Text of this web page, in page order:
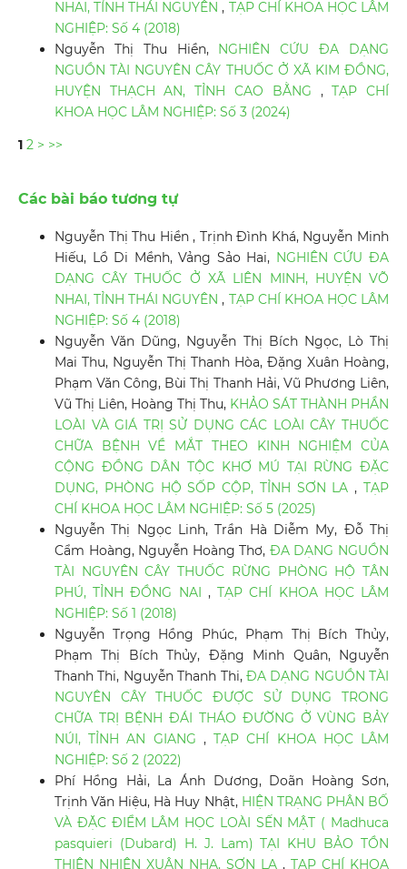
NHAI, TỈNH THÁI NGUYÊN, TẠP CHÍ KHOA HỌC LÂM
NGHIỆP: Số 4 (2018)
Nguyễn Thị Thu Hiền, NGHIÊN CỨU ĐA DẠNG
NGUỒN TÀI NGUYÊN CÂY THUỐC Ở XÃ KIM ĐỒNG,
HUYỆN THẠCH AN, TỈNH CAO BẰNG ,TẠP CHÍ
KHOA HỌC LÂM NGHIỆP: Số 3 (2024)
1 2 > >>
Các bài báo tương tự
Nguyễn Thị Thu Hiền , Trịnh Đình Khá, Nguyễn Minh
Hiếu, Lồ Di Mềnh, Vảng Sảo Hai, NGHIÊN CỨU ĐA
DẠNG CÂY THUỐC Ở XÃ LIÊN MINH, HUYỆN VÕ
NHAI, TỈNH THÁI NGUYÊN, TẠP CHÍ KHOA HỌC LÂM
NGHIỆP: Số 4 (2018)
Nguyễn Văn Dũng, Nguyễn Thị Bích Ngọc, Lò Thị
Mai Thu, Nguyễn Thị Thanh Hòa, Đặng Xuân Hoàng,
Phạm Văn Công, Bùi Thị Thanh Hải, Vũ Phương Liên,
Vũ Thị Liên, Hoàng Thị Thu, KHẢO SÁT THÀNH PHẦN
LOÀI VÀ GIÁ TRỊ SỬ DỤNG CÁC LOÀI CÂY THUỐC
CHỮA BỆNH VỀ MẮT THEO KINH NGHIỆM CỦA
CỘNG ĐỒNG DÂN TỘC KHƠ MÚ TẠI RỪNG ĐẶC
DỤNG, PHÒNG HỘ SỐP CỘP, TỈNH SƠN LA,TẠP
CHÍ KHOA HỌC LÂM NGHIỆP: Số 5 (2025)
Nguyễn Thị Ngọc Linh, Trần Hà Diễm My, Đỗ Thị
Cẩm Hoàng, Nguyễn Hoàng Thơ, ĐA DẠNG NGUỒN
TÀI NGUYÊN CÂY THUỐC RỪNG PHÒNG HỘ TÂN
PHÚ, TỈNH ĐỒNG NAI ,TẠP CHÍ KHOA HỌC LÂM
NGHIỆP: Số 1 (2018)
Nguyễn Trọng Hồng Phúc, Phạm Thị Bích Thủy,
Phạm Thị Bích Thủy, Đặng Minh Quân, Nguyễn
Thanh Thi, Nguyễn Thanh Thi, ĐA DẠNG NGUỒN TÀI
NGUYÊN CÂY THUỐC ĐƯỢC SỬ DỤNG TRONG
CHỮA TRỊ BỆNH ĐÁI THÁO ĐƯỜNG Ở VÙNG BẢY
NÚI, TỈNH AN GIANG ,TẠP CHÍ KHOA HỌC LÂM
NGHIỆP: Số 2 (2022)
Phí Hồng Hải, La Ánh Dương, Doãn Hoàng Sơn,
Trịnh Văn Hiệu, Hà Huy Nhật, HIỆN TRẠNG PHÂN BỐ
VÀ ĐẶC ĐIỂM LÂM HỌC LOÀI SẾN MẬT ( Madhuca
pasquieri (Dubard) H. J. Lam) TẠI KHU BẢO TỒN
THIÊN NHIÊN XUÂN NHA, SƠN LA,TẠP CHÍ KHOA